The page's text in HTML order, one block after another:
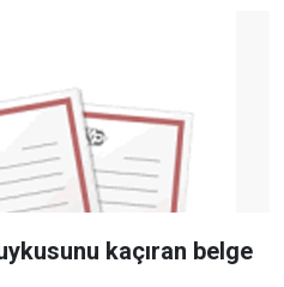
kaçıran belge